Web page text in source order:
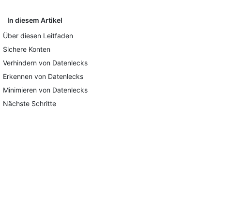
In diesem Artikel
Über diesen Leitfaden
Sichere Konten
Verhindern von Datenlecks
Erkennen von Datenlecks
Minimieren von Datenlecks
Nächste Schritte